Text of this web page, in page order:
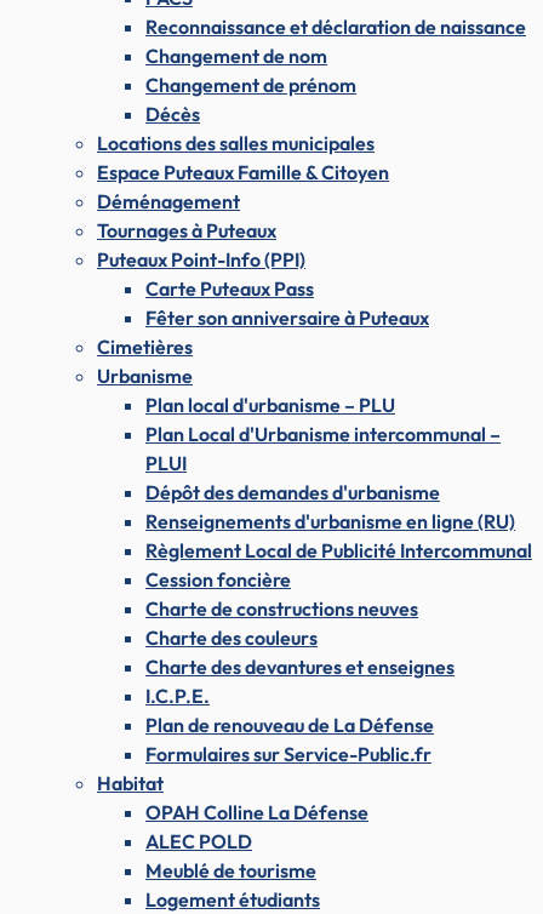
Reconnaissance et déclaration de naissance
Changement de nom
Changement de prénom
Décès
Locations des salles municipales
Espace Puteaux Famille & Citoyen
Déménagement
Tournages à Puteaux
Puteaux Point-Info (PPI)
Carte Puteaux Pass
Fêter son anniversaire à Puteaux
Cimetières
Urbanisme
Plan local d'urbanisme – PLU
Plan Local d'Urbanisme intercommunal –
PLUI
Dépôt des demandes d'urbanisme
Renseignements d'urbanisme en ligne (RU)
Règlement Local de Publicité Intercommunal
Cession foncière
Charte de constructions neuves
Charte des couleurs
Charte des devantures et enseignes
I.C.P.E.
Plan de renouveau de La Défense
Formulaires sur Service-Public.fr
Habitat
OPAH Colline La Défense
ALEC POLD
Meublé de tourisme
Logement étudiants